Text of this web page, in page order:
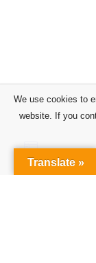
Sidebar
We use cookies to
website. If you
Translate »